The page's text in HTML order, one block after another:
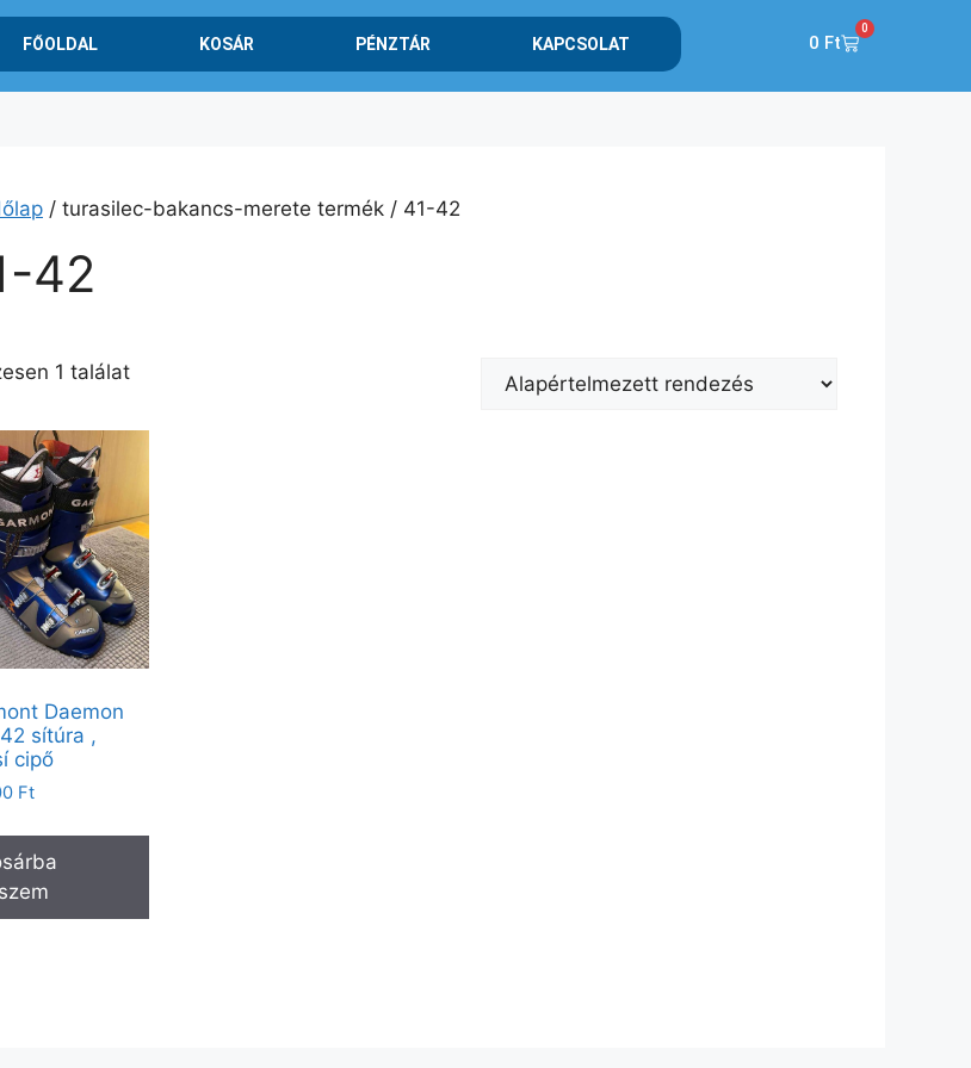
FŐOLDAL KOSÁR PÉNZTÁR KAPCSOLAT 0 Ft
0
/ turasilec-bakancs-merete termék / 41-42
42
1 találat
Daemon
sítúra ,
cipő
Ft